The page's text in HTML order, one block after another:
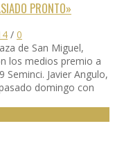
PRONTO»
/ 0
de San Miguel,
los medios premio a
Javier Angulo,
domingo con